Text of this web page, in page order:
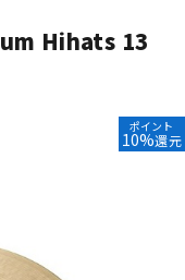
パーカッション
Hihats 13
ポイント
10%還元